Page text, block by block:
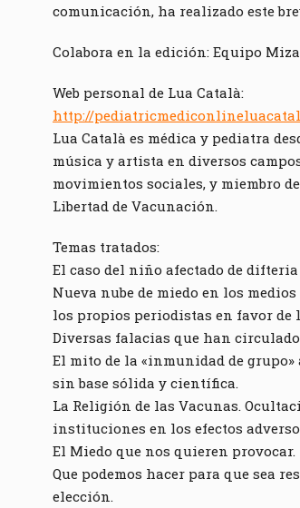
comunicación, ha realizado este
Colabora en la edición: Equipo
Web personal de Lua Català:
http://
Lua Català es médica y pediatra
música y artista en diversos
movimientos sociales, y miembro
Libertad de Vacunación.
Temas tratados:
El caso del niño afectado de
Nueva nube de miedo en los
los propios periodistas en favor de
Diversas falacias que han
El mito de la «inmunidad de
sin base sólida y científica.
La Religión de las Vacunas.
instituciones en los efectos
El Miedo que nos quieren provocar.
Que podemos hacer para que sea
elección.